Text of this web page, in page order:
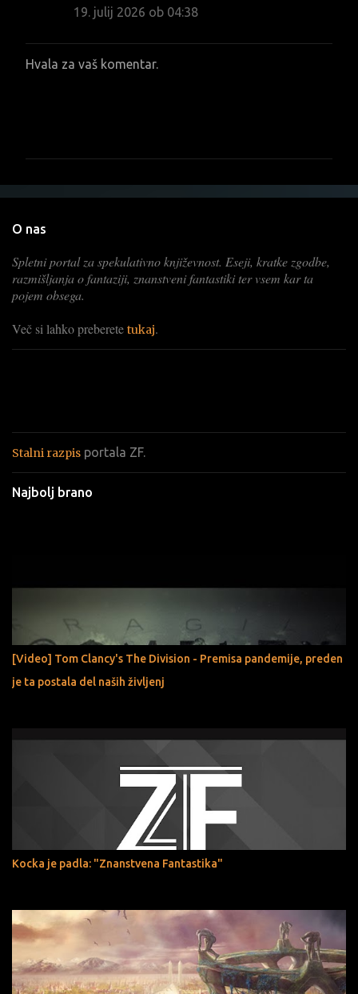
19. julij 2026 ob 04:38
O
k
o
e
t
a
r
Hvala za vaš komentar.
O nas
Spletni portal za spekulativno književnost. Eseji, kratke zgodbe,
razmišljanja o fantaziji, znanstveni fantastiki ter vsem kar ta
pojem obsega.
Več si lahko preberete tukaj.
Stalni razpis portala ZF.
Najbolj brano
[Video] Tom Clancy's The Division - Premisa pandemije, preden
je ta postala del naših življenj
Kocka je padla: "Znanstvena Fantastika"